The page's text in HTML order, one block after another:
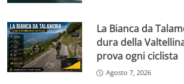
La Bianca da
dura della
prova ogni ciclista
Agosto 7, 2026